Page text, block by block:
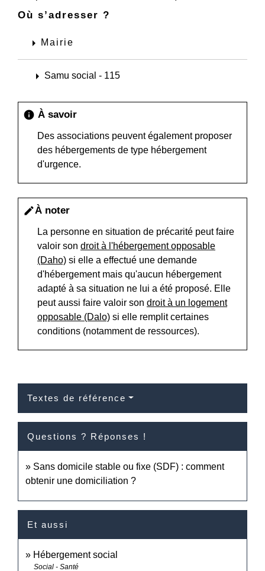
Où s’adresser ?
arrow_right Mairie
arrow_right Samu social - 115
info À savoir
Des associations peuvent également proposer
des hébergements de type hébergement
d'urgence.
editÀ noter
La personne en situation de précarité peut faire
valoir son droit à l'hébergement opposable
(Daho) si elle a effectué une demande
d'hébergement mais qu'aucun hébergement
adapté à sa situation ne lui a été proposé. Elle
peut aussi faire valoir son droit à un logement
opposable (Dalo) si elle remplit certaines
conditions (notamment de ressources).
Textes de référence
Questions ? Réponses !
Sans domicile stable ou fixe (SDF) : comment
obtenir une domiciliation ?
Et aussi
Hébergement social
Social - Santé